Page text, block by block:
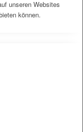
unseren Websites
können.